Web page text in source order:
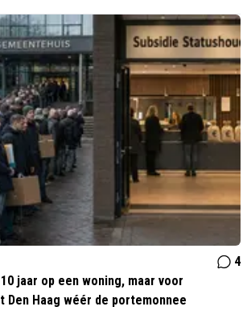
4
jaar op een woning, maar voor
Haag wéér de portemonnee